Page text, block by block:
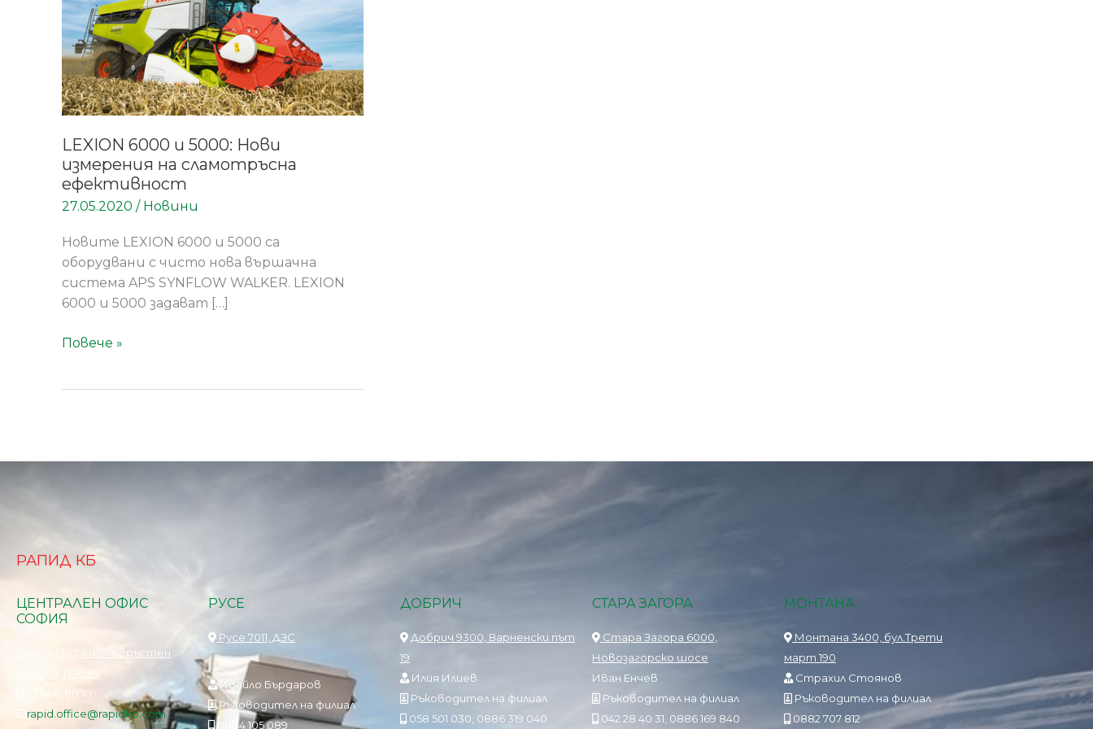
LEXION 6000 и 5000: Нови
измерения на сламотръсна
ефективност
27.05.2020 / Новини
Новите LEXION 6000 и 5000 са
оборудвани с чисто нова вършачна
система APS SYNFLOW WALKER. LEXION
6000 и 5000 задават […]
Нови
измерения
на
сламотръсна
ефективност
Повече »
РАПИД КБ
ЦЕНТРАЛЕН ОФИС
СОФИЯ
София 1407, Околовръстен
път 143, П.К. 99
02 400 80 10
rapid.office@rapidkb.com
РУСЕ
Русе 7011, ДЗС
Ивайло Бърдаров
Ръководител на филиал
0884 105 089
ДОБРИЧ
Добрич 9300, Варненски път
19
Илия Илиев
Ръководител на филиал
058 501 030, 0886 319 040
СТАРА ЗАГОРА
Стара Загора 6000,
Новозагорско шосе
Иван Енчев
Ръководител на филиал
042 28 40 31, 0886 169 840
МОНТАНА
Монтана 3400, бул.Трети
март 190
Страхил Стоянов
Ръководител на филиал
0882 707 812